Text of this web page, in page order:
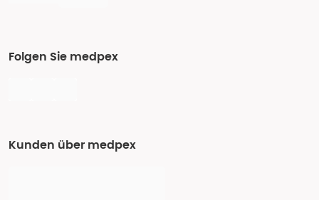
Folgen Sie medpex
Kunden über medpex